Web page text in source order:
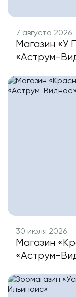
7 августа 2026
Магазин «У
«Аструм-
30 июля 2026
Магазин
«Аструм-